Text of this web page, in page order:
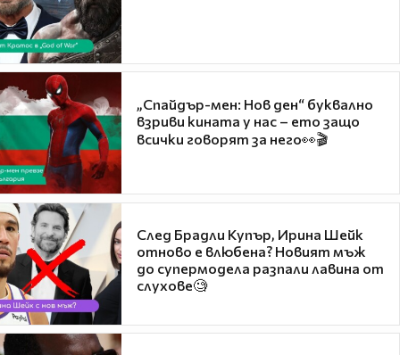
„Спайдър-мен: Нов ден“ буквално
взриви кината у нас – ето защо
всички говорят за него👀🎬
След Брадли Купър, Ирина Шейк
отново е влюбена? Новият мъж
до супермодела разпали лавина от
слухове🧐